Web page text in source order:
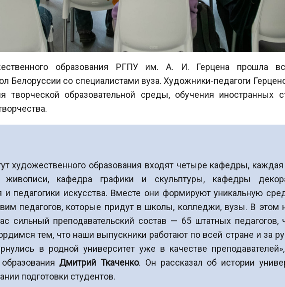
образования РГПУ им. А. И. Герцена прошла
Белоруссии со специалистами вуза. Художники-педагоги
творческой образовательной среды, обучения иностранных
художественного образования входят четыре кафедры,
живописи, кафедра графики и скульптуры, кафедры
и педагогики искусства. Вместе они формируют уникальную
педагогов, которые придут в школы, колледжи, вузы. В этом
сильный преподавательский состав — 65 штатных
тем, что наши выпускники работают по всей стране и за
в родной университет уже в качестве
Дмитрий Ткаченко. Он рассказал об истории
подготовки студентов.